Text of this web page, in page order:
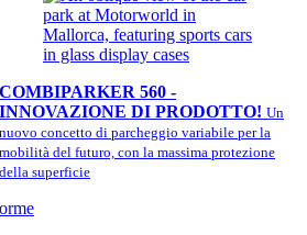
COMBIPARKER 560 -
INNOVAZIONE DI PRODOTTO! Un
nuovo concetto di parcheggio variabile per la
mobilità del futuro, con la massima protezione
della superficie